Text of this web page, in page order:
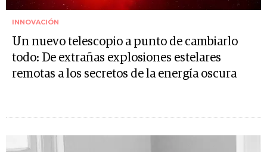
INNOVACIÓN
Un nuevo telescopio a punto de cambiarlo
todo: De extrañas explosiones estelares
remotas a los secretos de la energía oscura